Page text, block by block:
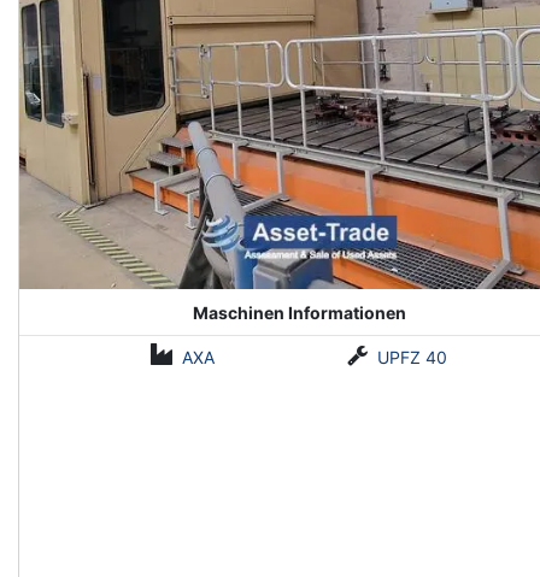
Maschinen Informationen
AXA UPFZ 40